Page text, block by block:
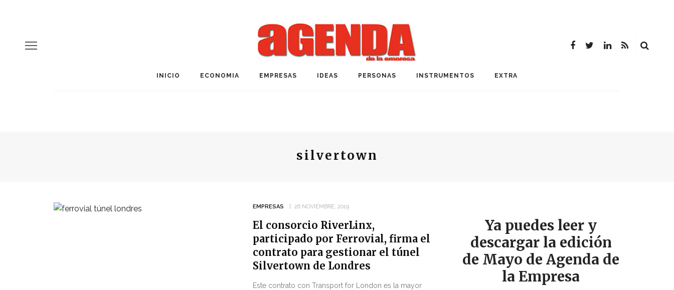
INICIO ECONOMIA EMPRESAS IDEAS PERSONAS INSTRUMENTOS EXTRA
silvertown
EMPRESAS 26 NOVIEMBRE, 2019
El consorcio RiverLinx,
participado por Ferrovial, firma el
contrato para gestionar el túnel
Silvertown de Londres
Este contrato con Transport for London es la mayor
Ya puedes leer y
descargar la edición
de Mayo de Agenda de
la Empresa